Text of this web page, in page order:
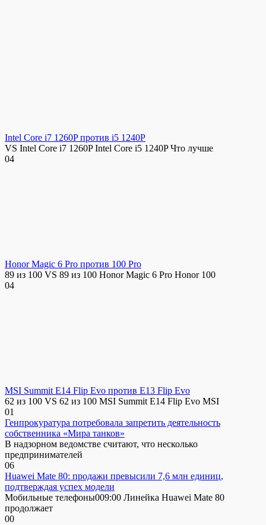
Intel Core i7 1260P против i5 1240P
VS Intel Core i7 1260P Intel Core i5 1240P Что лучше
04
Honor Magic 6 Pro против 100 Pro
89 из 100 VS 89 из 100 Honor Magic 6 Pro Honor 100
04
MSI Summit E14 Flip Evo против E13 Flip Evo
62 из 100 VS 62 из 100 MSI Summit E14 Flip Evo MSI
01
Генпрокуратура потребовала запретить деятельность
собственника «Мира танков»
В надзорном ведомстве считают, что несколько
предпринимателей
06
Huawei Mate 80: продажи превысили 7,6 млн единиц,
подтверждая успех модели
Мобильные телефоны009:00 Линейка Huawei Mate 80
продолжает
00